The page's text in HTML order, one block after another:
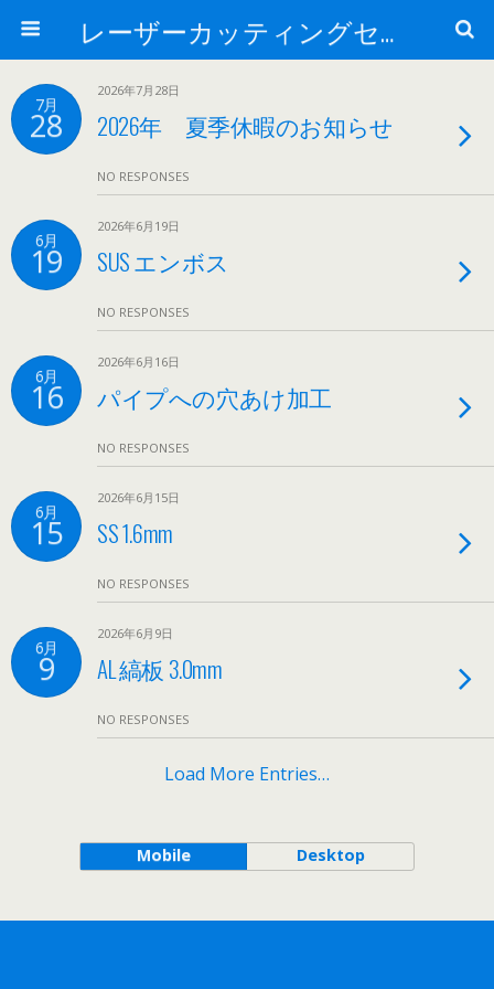
レーザーカッティングセンター 株式会社 中本鉄工所
7月
28
2026年7月28日
2026年 夏季休暇のお知らせ
NO RESPONSES
6月
19
2026年6月19日
SUS エンボス
NO RESPONSES
6月
16
2026年6月16日
パイプへの穴あけ加工
NO RESPONSES
6月
15
2026年6月15日
SS 1.6mm
NO RESPONSES
6月
9
2026年6月9日
AL 縞板 3.0mm
NO RESPONSES
Load More Entries…
Mobile Desktop